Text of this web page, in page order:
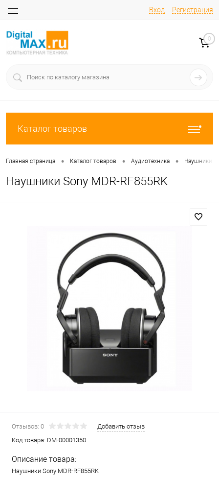
Вход Регистрация
0
Каталог товаров
Главная страница • Каталог товаров • Аудиотехника • Наушники
Наушники Sony MDR-RF855RK
Отзывов: 0
Добавить отзыв
Код товара: DM-00001350
Описание товара:
Наушники Sony MDR-RF855RK